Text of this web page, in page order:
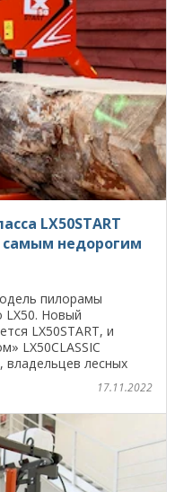
LX50START
недорогим
пилорамы
LX50. Новый
LX50START, и
LX50CLASSIC
владельцев лесных
17.11.2022